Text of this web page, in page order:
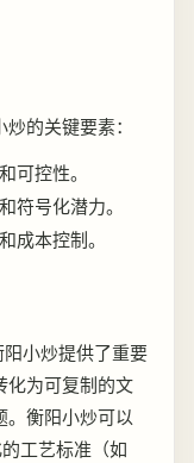
的关键要素：
可控性。
符号化潜力。
成本控制。
小炒提供了重要
化为可复制的文
衡阳小炒可以
工艺标准（如